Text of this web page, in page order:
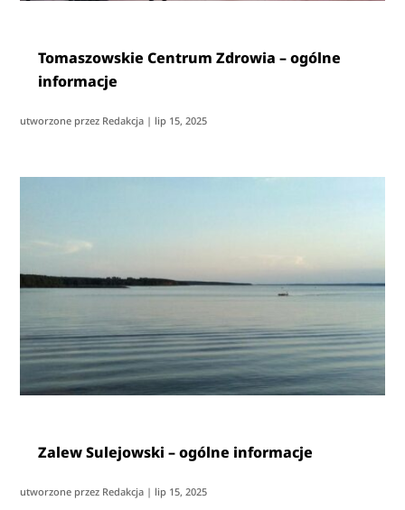
Tomaszowskie Centrum Zdrowia – ogólne
informacje
utworzone przez Redakcja | lip 15, 2025
Zalew Sulejowski – ogólne informacje
utworzone przez Redakcja | lip 15, 2025